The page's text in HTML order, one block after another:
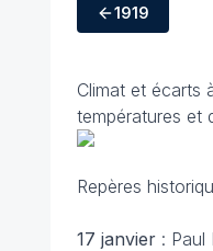
1919
Climat et écarts
températures et
Repères
17 janvier: Paul